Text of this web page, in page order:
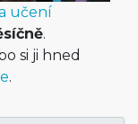
učení
.
si ji hned
.